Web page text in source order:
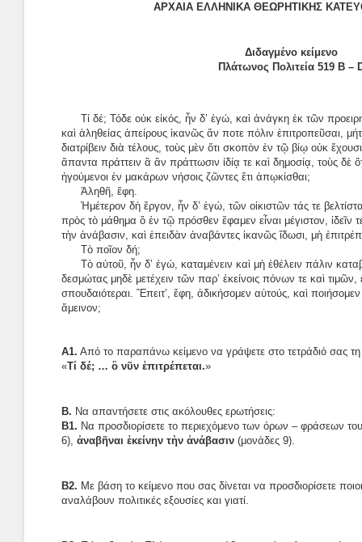
ΑΡΧΑΙΑ ΕΛΛΗΝΙΚΑ ΘΕΩΡΗΤΙΚΗΣ
Διδαγμένο κείμενο
Πλάτωνος Πολιτεία 519 Β –
Τί δέ; Τόδε οὐκ εἰκός, ἦν δ’ ἐγώ, καὶ ἀνάγκη ἐκ τῶν
καὶ ἀληθείας ἀπείρους ἱκανῶς ἄν ποτε πόλιν ἐπιτροπεῦσαι,
διατρίβειν διὰ τέλους, τοὺς μὲν ὅτι σκοπὸν ἐν τῷ βίῳ οὐκ
ἅπαντα πράττειν ἃ ἂν πράττωσιν ἰδίᾳ τε καὶ δημοσίᾳ, τοὺς δὲ
ἡγούμενοι ἐν μακάρων νήσοις ζῶντες ἔτι ἀπῳκίσθαι;
Ἀληθῆ, ἔφη.
Ἡμέτερον δὴ ἔργον, ἦν δ’ ἐγώ, τῶν οἰκιστῶν τάς τε
πρὸς τὸ μάθημα ὃ ἐν τῷ πρόσθεν ἔφαμεν εἶναι μέγιστον, ἰδεῖν
τὴν ἀνάβασιν, καὶ ἐπειδὰν ἀναβάντες ἱκανῶς ἴδωσι, μὴ
Τὸ ποῖον δή;
Τὸ αὐτοῦ, ἦν δ’ ἐγώ, καταμένειν καὶ μὴ ἐθέλειν πάλιν
δεσμώτας μηδὲ μετέχειν τῶν παρ’ ἐκείνοις πόνων τε καὶ τιμῶν,
σπουδαιότεραι. Ἔπειτ’, ἔφη, ἀδικήσομεν αὐτούς, καὶ
ἄμεινον;
Α1. Από το παραπάνω κείμενο να γράψετε στο τετράδιό σας
«Τί δέ; … ὃ νῦν ἐπιτρέπεται.»
B. Να απαντήσετε στις ακόλουθες ερωτήσεις:
Β1. Να προσδιορίσετε το περιεχόμενο των όρων – φράσεων
6), ἀναβῆναι ἐκείνην τὴν ἀνάβασιν (μονάδες 9).
Β2. Με βάση το κείμενο που σας δίνεται να προσδιορίσετε
αναλάβουν πολιτικές εξουσίες και γιατί.